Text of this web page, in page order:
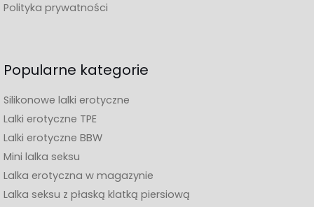
Polityka prywatności
Popularne kategorie
Silikonowe lalki erotyczne
Lalki erotyczne TPE
Lalki erotyczne BBW
Mini lalka seksu
Lalka erotyczna w magazynie
Lalka seksu z płaską klatką piersiową